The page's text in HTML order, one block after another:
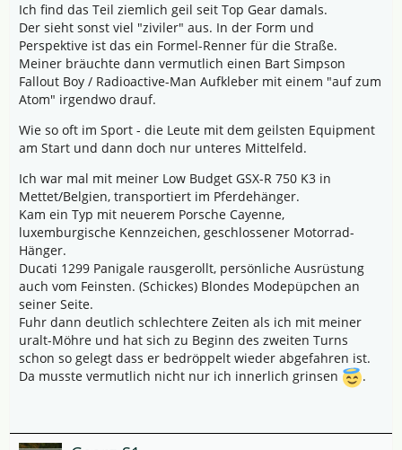
Ich find das Teil ziemlich geil seit Top Gear damals.
Der sieht sonst viel "ziviler" aus. In der Form und
Perspektive ist das ein Formel-Renner für die Straße.
Meiner bräuchte dann vermutlich einen Bart Simpson
Fallout Boy / Radioactive-Man Aufkleber mit einem "auf zum
Atom" irgendwo drauf.
Wie so oft im Sport - die Leute mit dem geilsten Equipment
am Start und dann doch nur unteres Mittelfeld.
Ich war mal mit meiner Low Budget GSX-R 750 K3 in
Mettet/Belgien, transportiert im Pferdehänger.
Kam ein Typ mit neuerem Porsche Cayenne,
luxemburgische Kennzeichen, geschlossener Motorrad-
Hänger.
Ducati 1299 Panigale rausgerollt, persönliche Ausrüstung
auch vom Feinsten. (Schickes) Blondes Modepüpchen an
seiner Seite.
Fuhr dann deutlich schlechtere Zeiten als ich mit meiner
uralt-Möhre und hat sich zu Beginn des zweiten Turns
schon so gelegt dass er bedröppelt wieder abgefahren ist.
Da musste vermutlich nicht nur ich innerlich grinsen
.